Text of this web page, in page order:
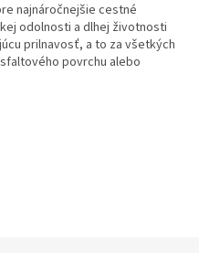
najnáročnejšie cestné
odolnosti a dlhej životnosti
prilnavosť, a to za všetkých
povrchu alebo